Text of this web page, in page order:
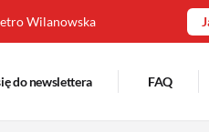
Wilanowska
do newslettera FAQ